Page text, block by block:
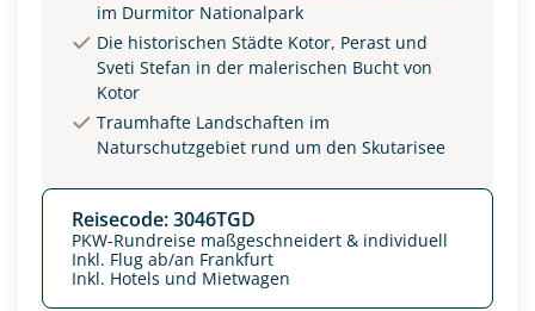
im Durmitor Nationalpark
Die historischen Städte Kotor, Perast und
Sveti Stefan in der malerischen Bucht von
Kotor
Traumhafte Landschaften im
Naturschutzgebiet rund um den Skutarisee
Reisecode: 3046TGD
PKW-Rundreise maßgeschneidert & individuell
Inkl. Flug ab/an Frankfurt
Inkl. Hotels und Mietwagen
Reisebeginn
Option 2
Weitere Informationen